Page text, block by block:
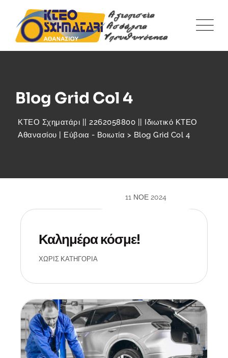
Blog Grid Col 4
ΚΤΕΟ Σχηματάρι || 2262058800 || Ιδιωτικό ΚΤΕΟ
Αθανασίου | Εύβοια - Βοιωτία > Blog Grid Col 4
11 ΝΟΈ 2024
Καλημέρα κόσμε!
ΧΩΡΊΣ ΚΑΤΗΓΟΡΊΑ